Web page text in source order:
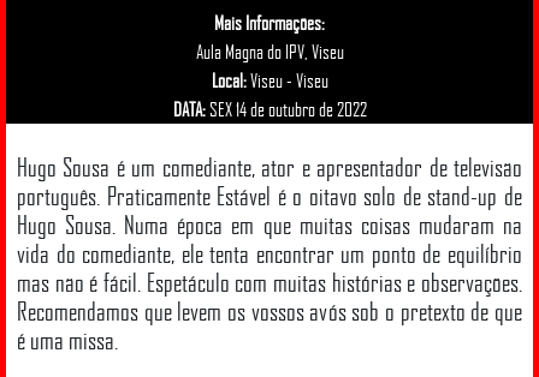
Mais Informações:
Aula Magna do IPV, Viseu
Local:Viseu - Viseu
DATA:SEX 14 de outubro de 2022
Hugo Sousa é um comediante, ator e apresentador de televisão
português. Praticamente Estável é o oitavo solo de stand-up de
Hugo Sousa. Numa época em que muitas coisas mudaram na
vida do comediante, ele tenta encontrar um ponto de equilíbrio
mas não é fácil. Espetáculo com muitas histórias e observações.
Recomendamos que levem os vossos avós sob o pretexto de que
é uma missa.